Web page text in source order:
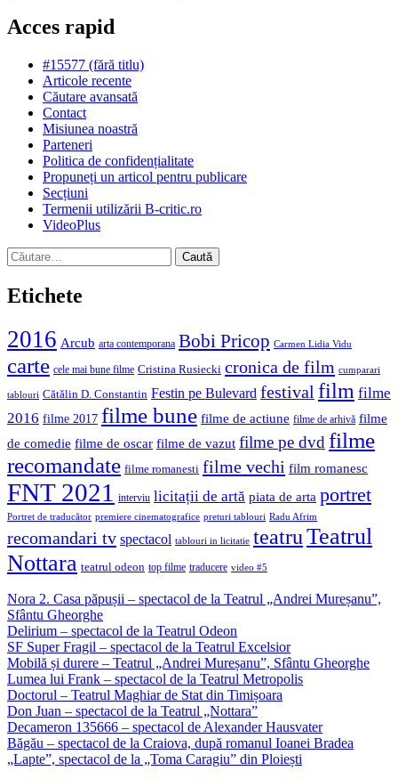
Acces rapid
#15577 (fără titlu)
Articole recente
Căutare avansată
Contact
Misiunea noastră
Parteneri
Politica de confidențialitate
Propuneți un articol pentru publicare
Secțiuni
Termenii utilizării B-critic.ro
VideoPlus
Caută
după:
Etichete
2016 Arcub arta contemporana Bobi Pricop Carmen Lidia Vidu
carte cele mai bune filme Cristina Rusiecki cronica de film cumparari
tablouri Cătălin D. Constantin Festin pe Bulevard festival film filme
2016 filme 2017 filme bune filme de actiune filme de arhivă filme
de comedie filme de oscar filme de vazut filme pe dvd filme
recomandate filme romanesti filme vechi film romanesc
FNT 2021 interviu licitații de artă piata de arta portret
Portret de traducător premiere cinematografice preturi tablouri Radu Afrim
recomandari tv spectacol tablouri in licitatie teatruTeatrul
Nottara teatrul odeon top filme traducere video #5
Nora 2. Casa păpușii – spectacol de la Teatrul „Andrei Mureșanu”,
Sfântu Gheorghe
Delirium – spectacol de la Teatrul Odeon
SF Super Fragil – spectacol de la Teatrul Excelsior
Mobilă și durere – Teatrul „Andrei Mureșanu”, Sfântu Gheorghe
Lumea lui Frank – spectacol de la Teatrul Metropolis
Doctorul – Teatrul Maghiar de Stat din Timișoara
Don Juan – spectacol de la Teatrul „Nottara”
Decameron 135666 – spectacol de Alexander Hausvater
Băgău – spectacol de la Craiova, după romanul Ioanei Bradea
„Lapte”, spectacol de la „Toma Caragiu” din Ploiești